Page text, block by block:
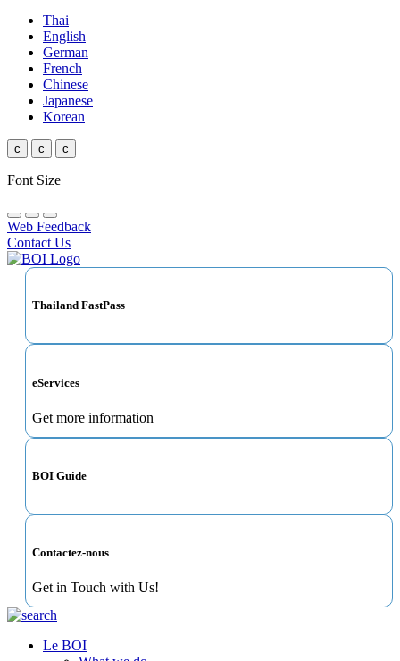
Thai
English
German
French
Chinese
Japanese
Korean
c c c
Font Size
Web Feedback
Contact Us
Thailand FastPass
eServices
Get more information
BOI Guide
Contactez-nous
Get in Touch with Us!
Le BOI